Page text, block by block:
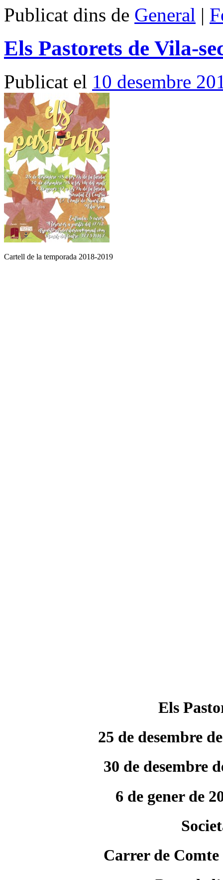
Publicat dins de General |
Els Pastorets de Vila-
Publicat el 10 desembre
Cartell de la temporada 2018-2019
Els
25 de desembre
30 de desembre
6 de gener de
Carrer de Comte